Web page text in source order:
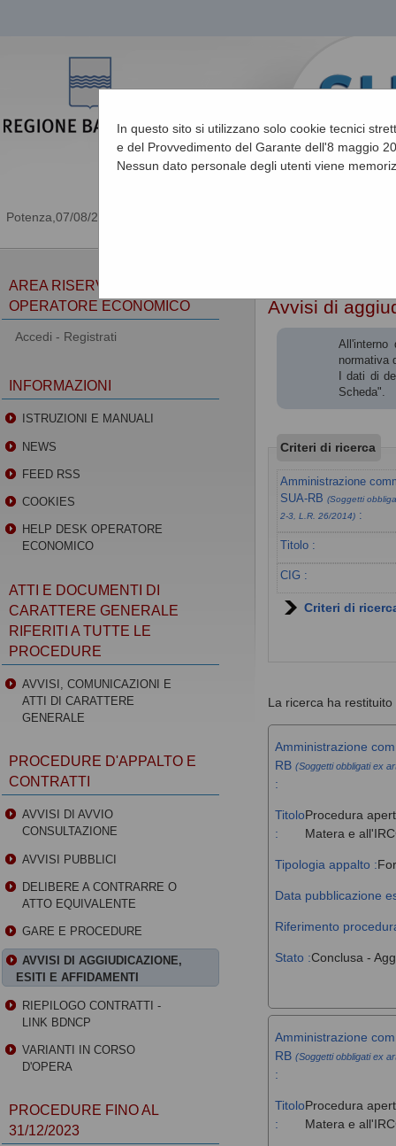
07/08/2026 13:53
In questo sito si utilizzano solo cookie tecnici
e del Provvedimento del Garante dell'8 maggio
Nessun dato personale degli utenti viene
Avvisi di
normativa
I dati di
Scheda".
Criteri di ricerca
Amministrazione
SUA-RB(Soggetti
2-3, L.R. 26/2014) :
Titolo :
CIG :
Criteri di
La ricerca ha
Amministrazione
RB (Soggetti obbligati ex
:
Titolo
:
Procedura
Matera e
Tipologia appalto :
Data pubblicazione
Riferimento
Stato :Conclusa -
Amministrazione
RB (Soggetti obbligati ex
:
Titolo
:
Procedura
Matera e
AREA RISERVATA
OPERATORE ECONOMICO
Accedi - Registrati
INFORMAZIONI
ISTRUZIONI E MANUALI
NEWS
FEED RSS
COOKIES
HELP DESK OPERATORE
ECONOMICO
ATTI E DOCUMENTI DI
CARATTERE GENERALE
RIFERITI A TUTTE LE
PROCEDURE
AVVISI, COMUNICAZIONI E
ATTI DI CARATTERE
GENERALE
PROCEDURE D'APPALTO E
CONTRATTI
AVVISI DI AVVIO
CONSULTAZIONE
AVVISI PUBBLICI
DELIBERE A CONTRARRE O
ATTO EQUIVALENTE
GARE E PROCEDURE
AVVISI DI AGGIUDICAZIONE,
ESITI E AFFIDAMENTI
RIEPILOGO CONTRATTI -
LINK BDNCP
VARIANTI IN CORSO
D'OPERA
PROCEDURE FINO AL
31/12/2023